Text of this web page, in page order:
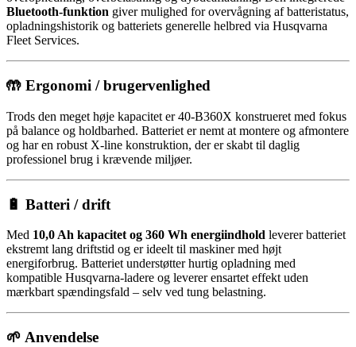
Bluetooth-funktion giver mulighed for overvågning af batteristatus,
opladningshistorik og batteriets generelle helbred via Husqvarna
Fleet Services.
🤲 Ergonomi / brugervenlighed
Trods den meget høje kapacitet er 40-B360X konstrueret med fokus
på balance og holdbarhed. Batteriet er nemt at montere og afmontere
og har en robust X-line konstruktion, der er skabt til daglig
professionel brug i krævende miljøer.
🔋 Batteri / drift
Med 10,0 Ah kapacitet og 360 Wh energiindhold leverer batteriet
ekstremt lang driftstid og er ideelt til maskiner med højt
energiforbrug. Batteriet understøtter hurtig opladning med
kompatible Husqvarna-ladere og leverer ensartet effekt uden
mærkbart spændingsfald – selv ved tung belastning.
🌱 Anvendelse